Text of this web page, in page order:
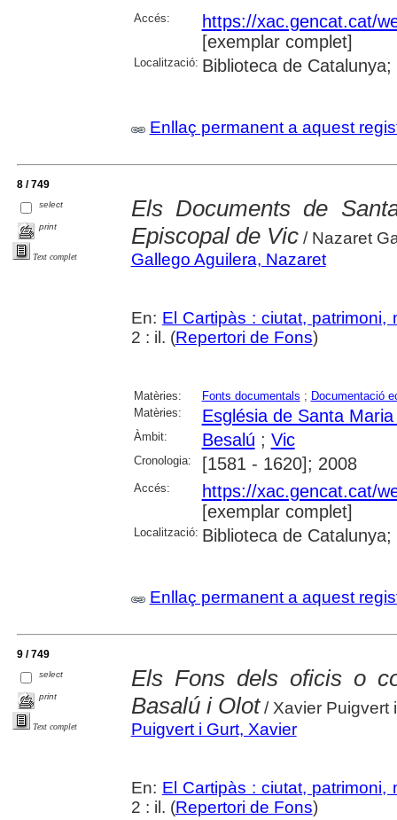
Accés:
https://xac.gencat.cat/
[exemplar complet]
Localització: Biblioteca de
Enllaç permanent a aquest
8 / 749
select
print
Text complet
Els Documents de
Episcopal de Vic/ Nazaret
Gallego Aguilera, Nazaret
En: El Cartipàs : ciutat, patrimoni,
2 : il. (Repertori de Fons)
Matèries: Fonts documentals ; Documentació
Matèries:
Església de Santa
Àmbit: Besalú ; Vic
Cronologia: [1581 - 1620]; 2008
Accés:
https://xac.gencat.cat/
[exemplar complet]
Localització: Biblioteca de
Enllaç permanent a aquest
9 / 749
select
print
Text complet
Els Fons dels oficis o
Basalú i Olot/ Xavier Puigvert
Puigvert i Gurt, Xavier
En: El Cartipàs : ciutat, patrimoni,
2 : il. (Repertori de Fons)